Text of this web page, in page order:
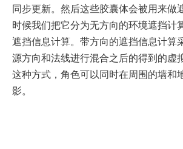
同步更新。然后这些胶囊体会被用来做
时候我们把它分为无方向的环境遮挡计
遮挡信息计算。带方向的遮挡信息计算
源方向和法线进行混合之后的得到的虚
这种方式，角色可以同时在周围的墙和
影。